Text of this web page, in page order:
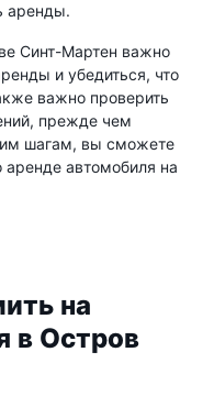
аренды.
Синт-Мартен важно
и убедиться, что
важно проверить
прежде чем
шагам, вы сможете
автомобиля на
на
в Остров